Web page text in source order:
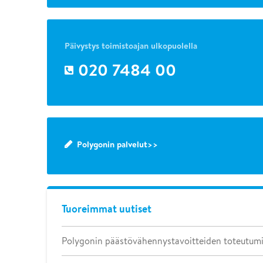
Päivystys toimistoajan ulkopuolella
020 7484 00
Polygonin palvelut>>
Tuoreimmat uutiset
Polygonin päästövähennystavoitteiden